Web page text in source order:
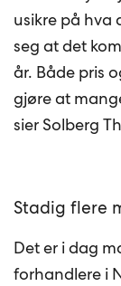
usikre på hva
seg at det
år. Både pris
gjøre at
sier Solberg
Stadig flere
Det er i dag
forhandlere i